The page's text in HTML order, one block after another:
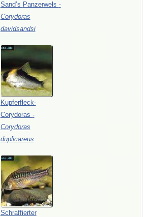
Sand’s Panzerwels -
Corydoras
davidsandsi
Kupferfleck-
Corydoras -
Corydoras
duplicareus
Schraffierter